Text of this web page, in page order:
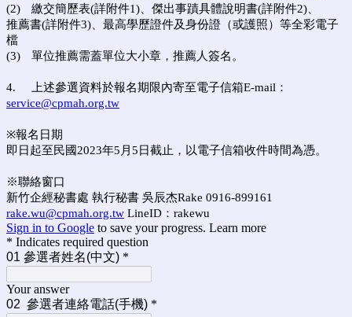
(2)
繳交簡歷表(詳附件1)、傑出事蹟具體說明書(詳附件2)、
推薦書(詳附件3)、最高學歷證件及身份證（或護照）等全彩電子
檔
(3)
單位推薦需蓋單位大小章，推薦人簽名。
4.
上述參選資料於報名期限內寄至電子信箱E-mail：
service@cpmah.org.tw
※報名日期
即日起至民國2023年5月5日截止，以電子信箱收件時間為憑。
※聯絡窗口
新竹企經秘書處 執行秘書 吳辰杰Rake 0916-899161
rake.wu@cpmah.org.tw LineID：rakewu
Sign in to Google to save your progress. Learn more
* Indicates required question
01 參選者姓名(中文) *
Your answer
02 參選者連絡電話(手機) *